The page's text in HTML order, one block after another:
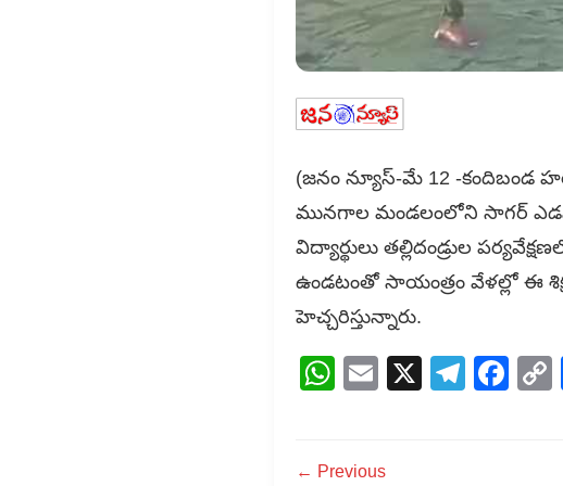
(జనం న్యూస్-మే 12 -కందిబండ
మునగాల మండలంలోని సాగర్ ఎడమ
విద్యార్థులు తల్లిదండ్రుల
ఉండటంతో సాయంత్రం వేళల్లో ఈ
హెచ్చరిస్తున్నారు.
WhatsApp
Email
X
← Previous